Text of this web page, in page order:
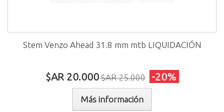
Stem Venzo Ahead 31.8 mm mtb LIQUIDACIÓN
$AR 20.000$AR 25.000 -20%
Más información